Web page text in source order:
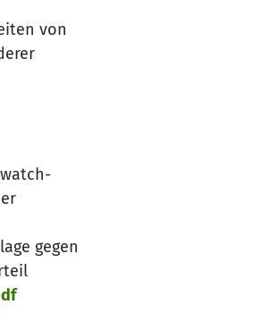
von
gegen